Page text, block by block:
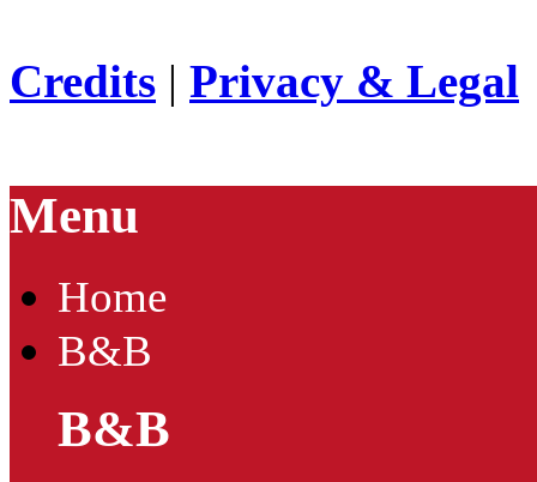
Credits | Privacy & Legal
Menu
Home
B&B
B&B